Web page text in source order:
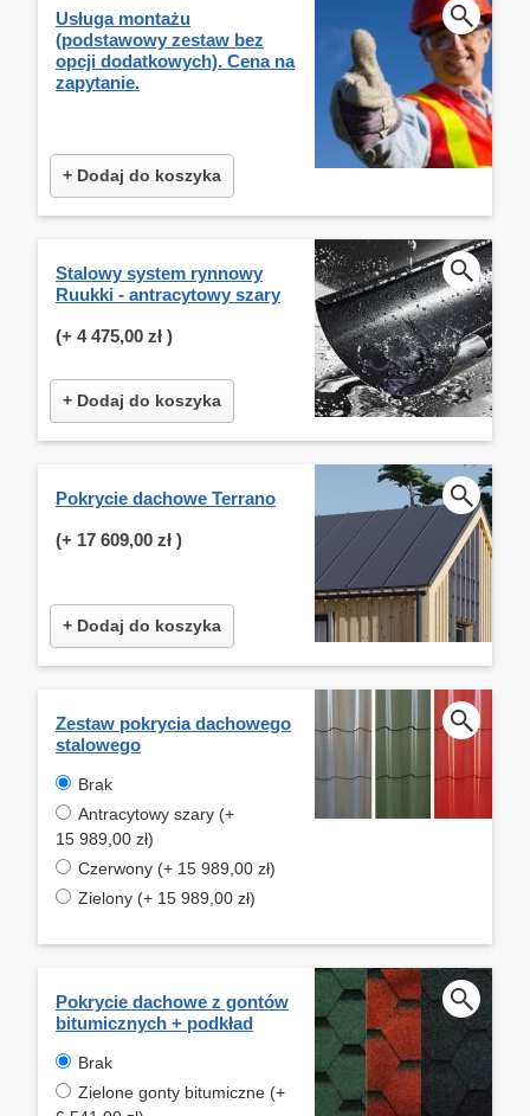
Usługa montażu
(podstawowy zestaw bez
opcji dodatkowych). Cena na
zapytanie.
+ Dodaj do koszyka
Stalowy system rynnowy
Ruukki - antracytowy szary
(+ 4 475,00 zł )
+ Dodaj do koszyka
Pokrycie dachowe Terrano
(+ 17 609,00 zł )
+ Dodaj do koszyka
Zestaw pokrycia dachowego
stalowego
Brak
Antracytowy szary (+
15 989,00 zł)
Czerwony (+ 15 989,00 zł)
Zielony (+ 15 989,00 zł)
Pokrycie dachowe z gontów
bitumicznych + podkład
Brak
Zielone gonty bitumiczne (+